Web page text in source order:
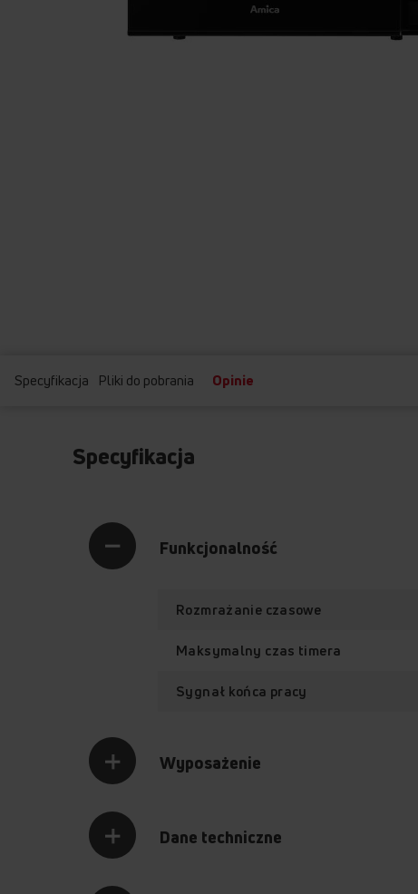
Specyfikacja Pliki do pobrania Opinie
Specyfikacja
Funkcjonalność
Rozmrażanie czasowe
Maksymalny czas timera
Sygnał końca pracy
Wyposażenie
Dane techniczne